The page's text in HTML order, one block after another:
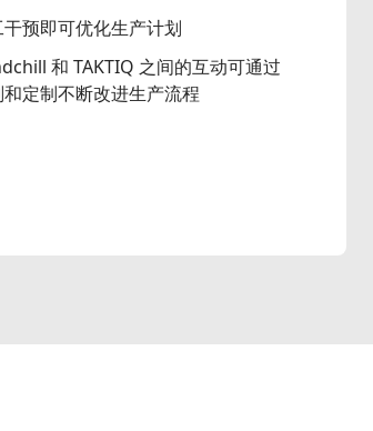
预即可优化生产计划
和 TAKTIQ 之间的互动可通过
定制不断改进生产流程